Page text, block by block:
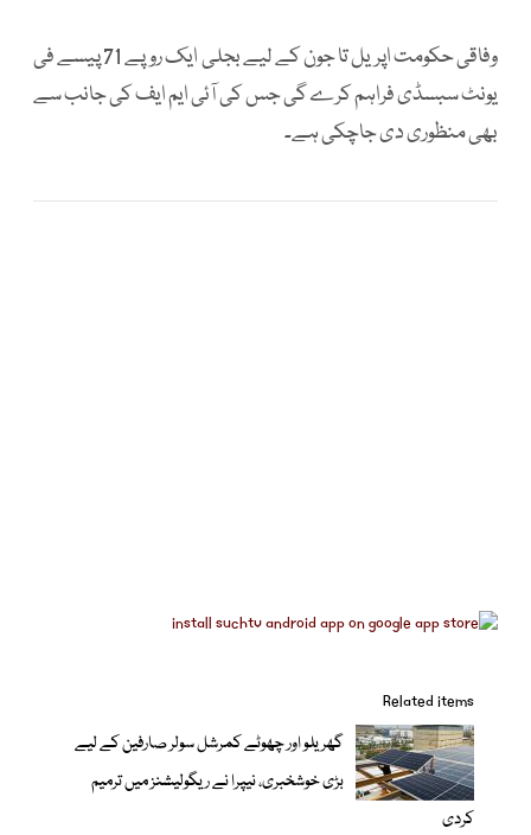
وفاقی حکومت اپریل تا جون کے لیے بجلی ایک روپے 71 پیسے فی
یونٹ سبسڈی فراہم کرے گی جس کی آئی ایم ایف کی جانب سے
بھی منظوری دی جاچکی ہے۔
Related items
گھریلو اور چھوٹے کمرشل سولر صارفین کے لیے
بڑی خوشخبری، نیپرا نے ریگولیشنز میں ترمیم
کردی